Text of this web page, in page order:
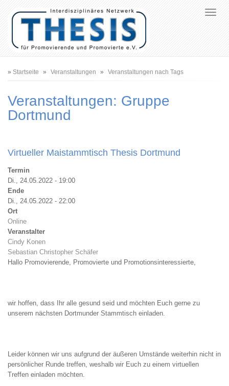
Pfadnavigation
Startseite Veranstaltungen Veranstaltungen nach Tags
Veranstaltungen: Gruppe
Dortmund
Virtueller Maistammtisch Thesis Dortmund
Termin
Di., 24.05.2022 - 19:00
Ende
Di., 24.05.2022 - 22:00
Ort
Online
Veranstalter
Cindy Konen
Sebastian Christopher Schäfer
Hallo Promovierende, Promovierte und Promotionsinteressierte,
wir hoffen, dass Ihr alle gesund seid und möchten Euch gerne zu
unserem nächsten Dortmunder Stammtisch einladen.
Leider können wir uns aufgrund der äußeren Umstände weiterhin nicht in
persönlicher Runde treffen, weshalb wir Euch zu einem virtuellen
Treffen einladen möchten.